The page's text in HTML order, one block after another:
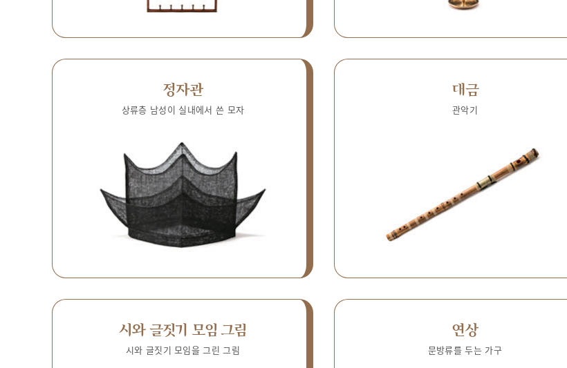
정자관
상류층 남성이 실내에서 쓴 모자
대금
관악기
시와 글짓기 모임 그림
시와 글짓기 모임을 그린 그림
연상
문방류를 두는 가구